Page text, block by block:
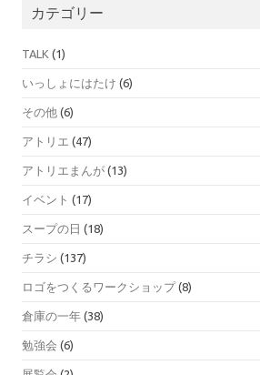
カテゴリー
TALK (1)
いっしょにはたけ (6)
その他 (6)
アトリエ (47)
アトリエまんが (13)
イベント (17)
スープの日 (18)
チラシ (137)
ロゴをつくるワークショップ(8)
倉庫の一年 (38)
勉強会 (6)